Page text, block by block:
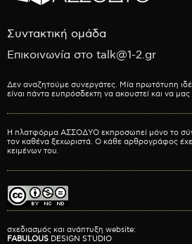
Συντακτική ομάδα
Επικοινωνία στο talk@1-2.gr
Δεν αναζητούμε συνεργάτες. Μία πρωτότυπη
είναι πάντα ευπρόσδεκτη να ακουστεί και να μας
Η πλατφόρμα ΑΣΣΟΔΥΟ εκπροσωπεί μόνο το
τον καθένα ξεχωριστά. Ο κάθε αρθρογράφος
κειμένων του.
σχεδιασμός και ανάπτυξη website:
FABULOUS DESIGN STUDIO